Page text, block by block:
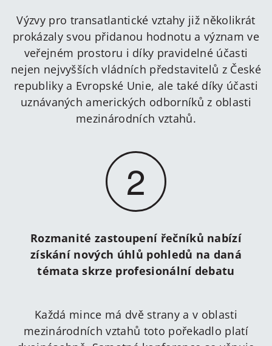
Výzvy pro transatlantické vztahy již několikrát
prokázaly svou přidanou hodnotu a význam ve
veřejném prostoru i díky pravidelné účasti
nejen nejvyšších vládních představitelů z České
republiky a Evropské Unie, ale také díky účasti
uznávaných amerických odborníků z oblasti
mezinárodních vztahů.
2
Rozmanité zastoupení řečníků nabízí
získání nových úhlů pohledů na daná
témata skrze profesionální debatu
Každá mince má dvě strany a v oblasti
mezinárodních vztahů toto pořekadlo platí